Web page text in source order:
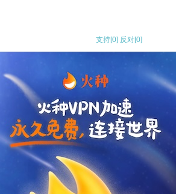
支持[0] 反对[0]
支持 反对
[0]